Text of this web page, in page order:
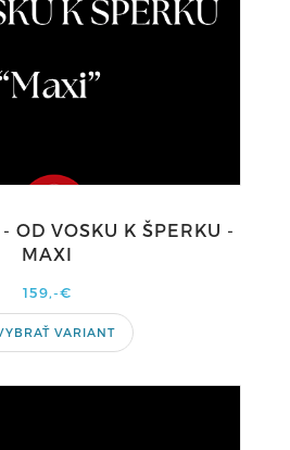
OD VOSKU K ŠPERKU -
MAXI
159,-€
VARIANT